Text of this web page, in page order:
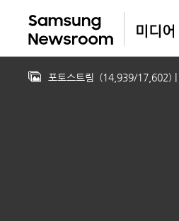
포토스트림 (14,939/17,602)